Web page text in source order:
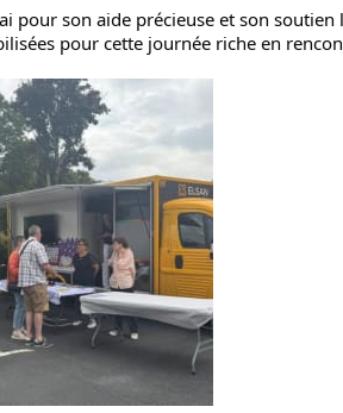
pour son aide précieuse et son soutien
pour cette journée riche en